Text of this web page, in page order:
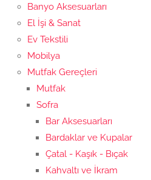
Banyo Aksesuarları
El İşi & Sanat
Ev Tekstili
Mobilya
Mutfak Gereçleri
Mutfak
Sofra
Bar Aksesuarları
Bardaklar ve Kupalar
Çatal - Kaşık - Bıçak
Kahvaltı ve İkram